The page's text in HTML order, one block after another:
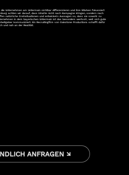
Unternehmen am Untermain sichtbar differenzieren und ihre Stärken fokussiert
achten wir darauf, dass Inhalte nicht nach Kampagne klingen, sondern nach
natürliche Drehsituationen und entwickeln Aussagen so, dass sie sowohl zu
in dem bayerischen Untermain ist das besonders wertvoll, weil sich gute
kommuniziert. Ein Recruitingfilm von Oakstone Productions schafft dafür
und nah an der Realität.
ANFRAGEN ↘